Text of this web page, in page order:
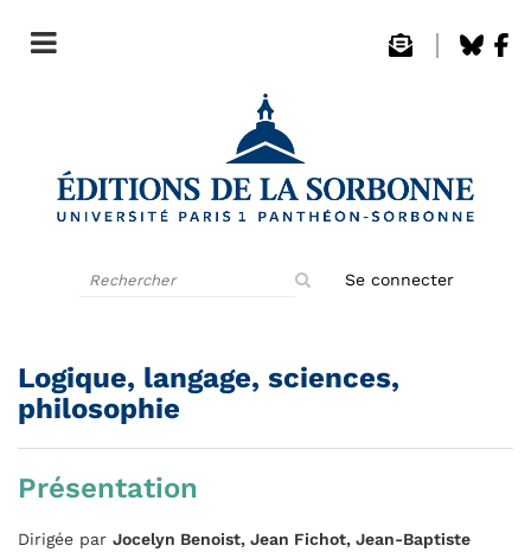
Se connecter
Logique, langage, sciences,
philosophie
Présentation
Dirigée par Jocelyn Benoist, Jean Fichot, Jean-Baptiste